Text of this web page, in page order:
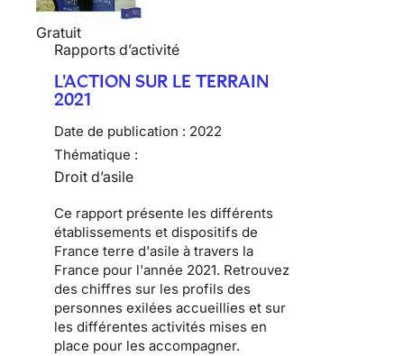
Gratuit
Rapports d’activité
L'ACTION SUR LE TERRAIN
2021
Date de publication : 2022
Thématique :
Droit d’asile
Ce rapport présente les différents
établissements et dispositifs de
France terre d'asile à travers la
France pour l'année 2021. Retrouvez
des chiffres sur les profils des
personnes exilées accueillies et sur
les différentes activités mises en
place pour les accompagner.